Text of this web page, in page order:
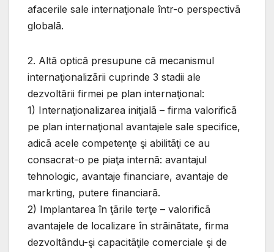
afacerile sale internaţionale într-o perspectivã
globalã.
2. Altã opticã presupune cã mecanismul
internaţionalizãrii cuprinde 3 stadii ale
dezvoltãrii firmei pe plan internaţional:
1) Internaţionalizarea iniţialã – firma valorificã
pe plan internaţional avantajele sale specifice,
adicã acele competenţe şi abilitãţi ce au
consacrat-o pe piaţa internã: avantajul
tehnologic, avantaje financiare, avantaje de
markrting, putere financiarã.
2) Implantarea în ţãrile terţe – valorificã
avantajele de localizare în strãinãtate, firma
dezvoltându-şi capacitãţile comerciale şi de